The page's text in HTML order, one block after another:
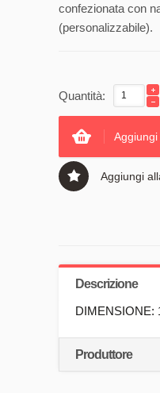
confezionata con
(personalizzabile).
Quantità:
Aggiungi
Aggiungi
Descrizione
DIMENSIONE:
Produttore